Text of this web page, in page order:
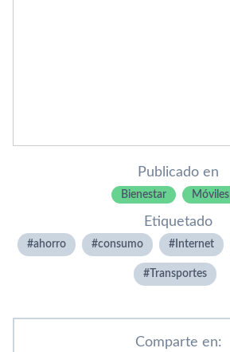
Publicado en
Bienestar Móviles
Etiquetado
ahorro consumo Internet
Transportes
Comparte en: